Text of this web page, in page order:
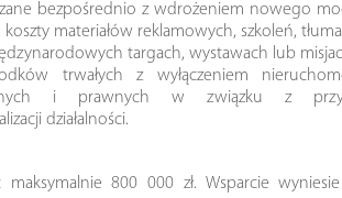
bezpośrednio z wdrożeniem nowego
materiałów reklamowych, szkoleń,
targach, wystawach lub
trwałych z wyłączeniem
i prawnych w związku z
działalności.
maksymalnie 800 000 zł. Wsparcie